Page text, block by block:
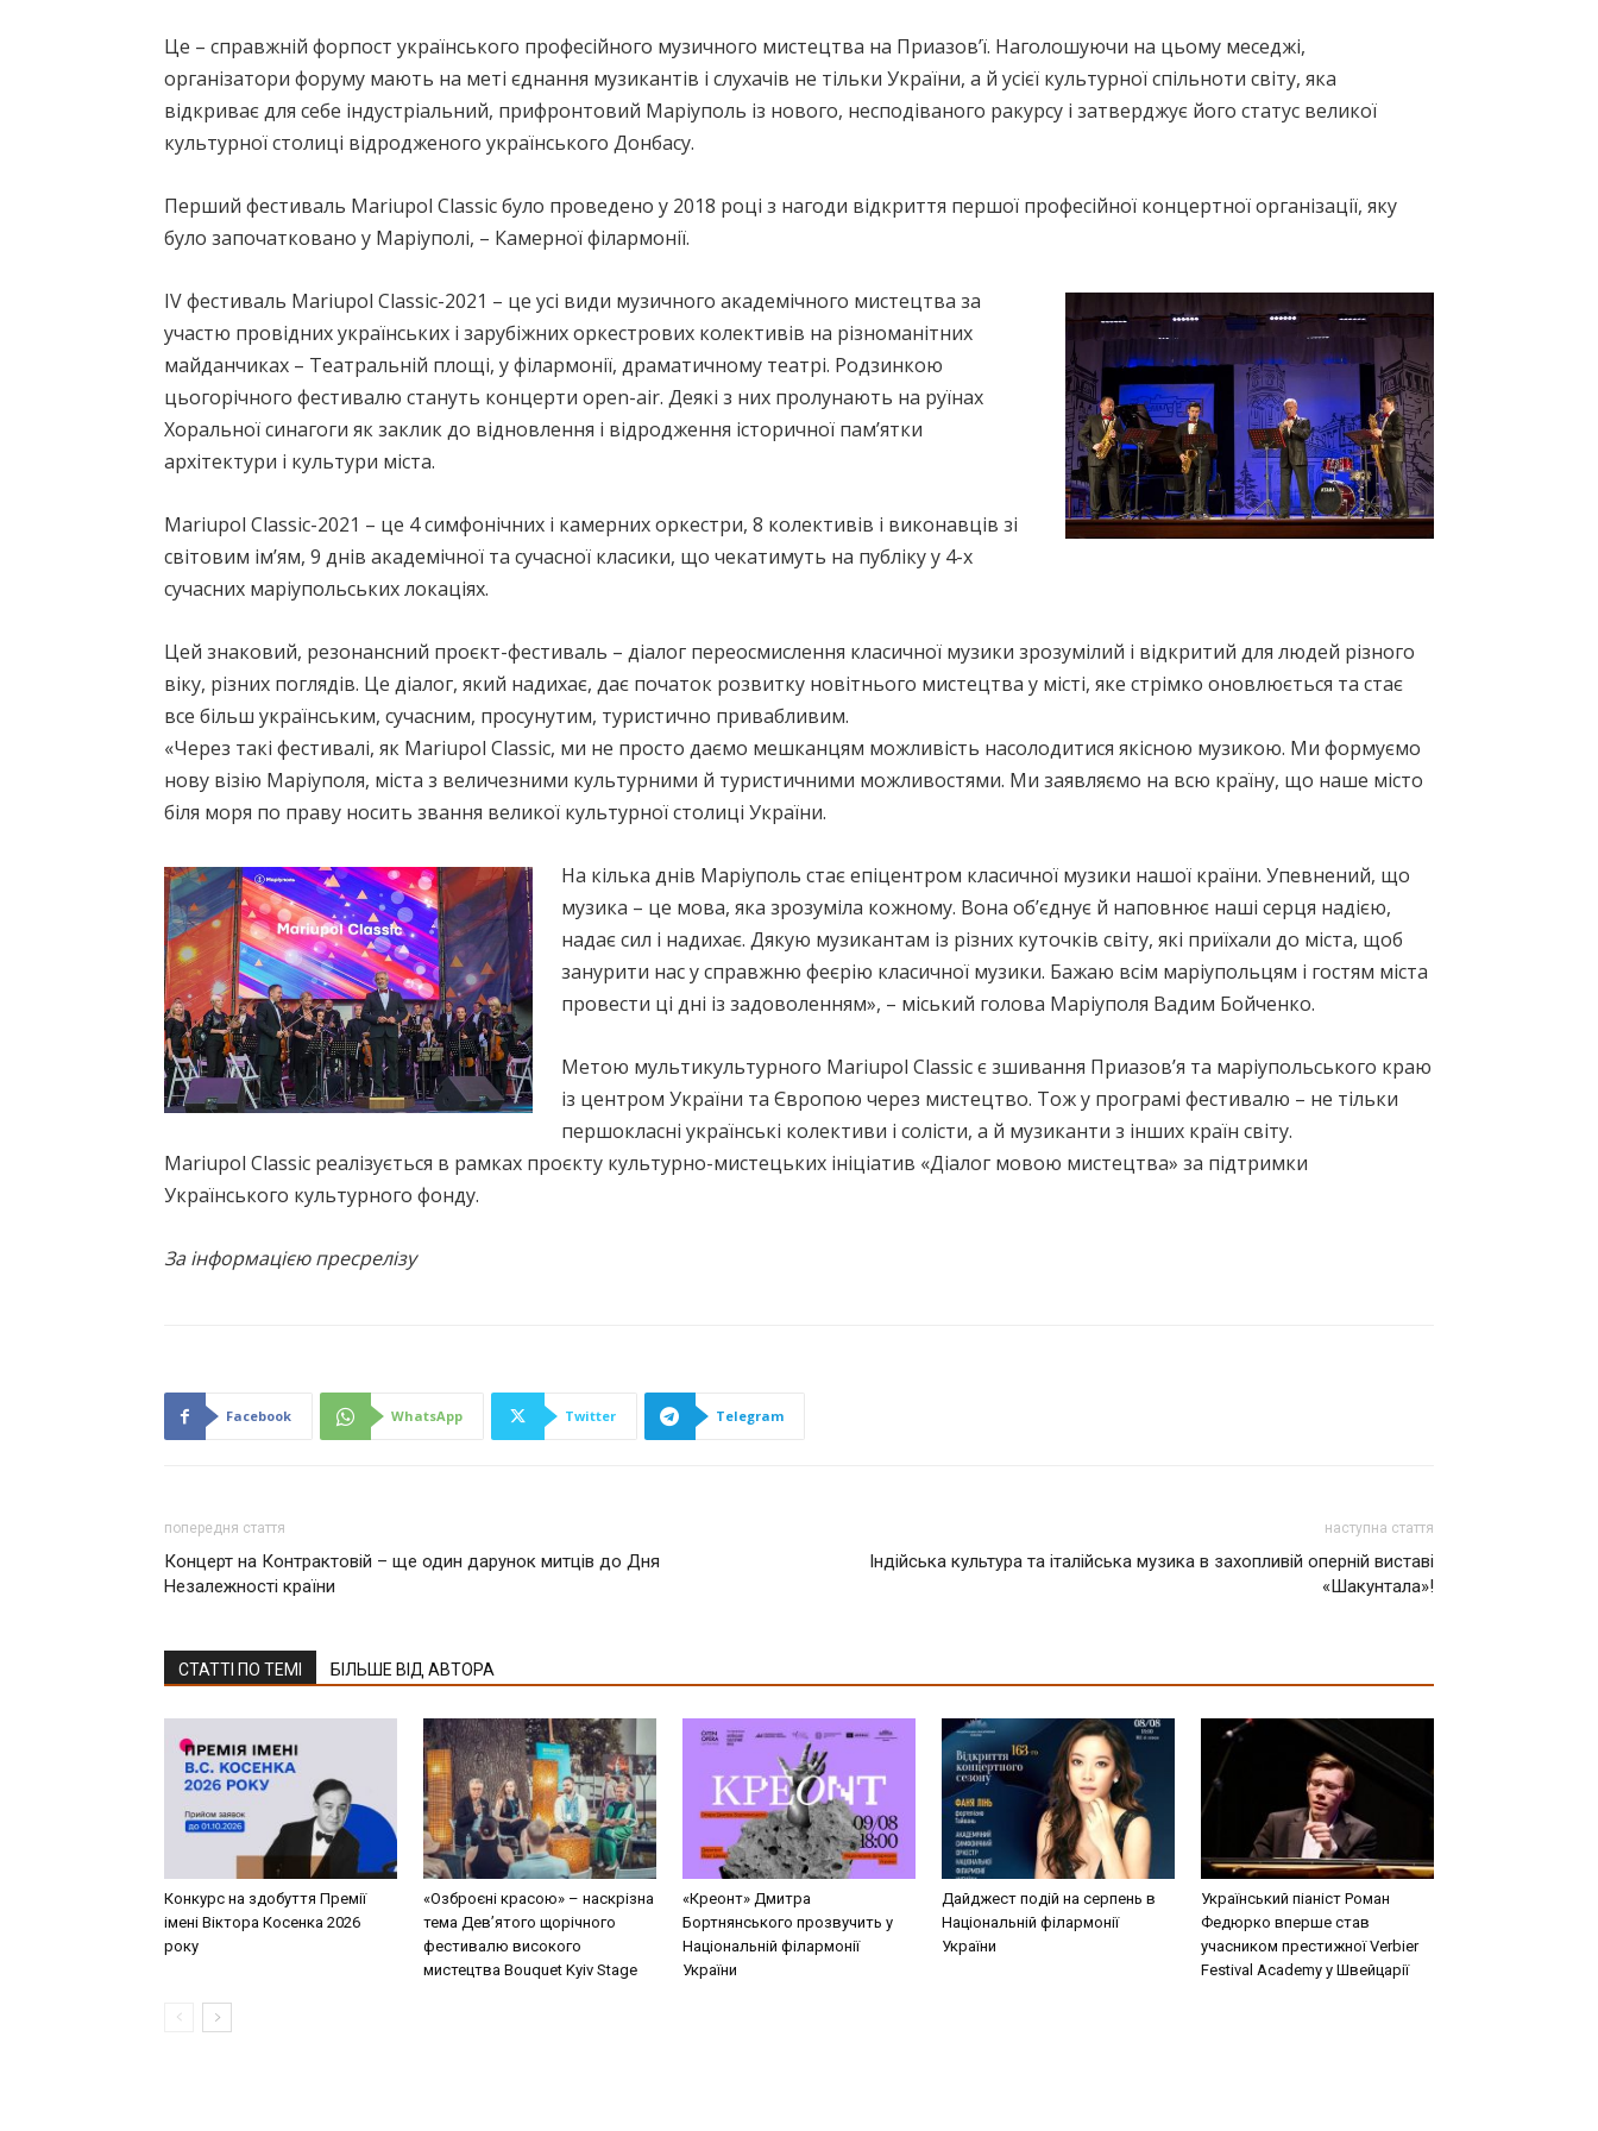
Це – справжній форпост українського професійного музичного мистецтва на Приазов’ї. Наголошуючи на цьому меседжі,
організатори форуму мають на меті єднання музикантів і слухачів не тільки України, а й усієї культурної спільноти світу, яка
відкриває для себе індустріальний, прифронтовий Маріуполь із нового, несподіваного ракурсу і затверджує його статус великої
культурної столиці відродженого українського Донбасу.
Перший фестиваль Mariupol Сlassic було проведено у 2018 році з нагоди відкриття першої професійної концертної організації, яку
було започатковано у Маріуполі, – Камерної філармонії.
ІV фестиваль Mariupol Сlassic-2021 – це усі види музичного академічного мистецтва за
участю провідних українських і зарубіжних оркестрових колективів на різноманітних
майданчиках – Театральній площі, у філармонії, драматичному театрі. Родзинкою
цьогорічного фестивалю стануть концерти open-air. Деякі з них пролунають на руїнах
Хоральної синагоги як заклик до відновлення і відродження історичної пам’ятки
архітектури і культури міста.
Mariupol Сlassic-2021 – це 4 симфонічних і камерних оркестри, 8 колективів і виконавців зі
світовим ім’ям, 9 днів академічної та сучасної класики, що чекатимуть на публіку у 4-х
сучасних маріупольських локаціях.
Цей знаковий, резонансний проєкт-фестиваль – діалог переосмислення класичної музики зрозумілий і відкритий для людей різного
віку, різних поглядів. Це діалог, який надихає, дає початок розвитку новітнього мистецтва у місті, яке стрімко оновлюється та стає
все більш українським, сучасним, просунутим, туристично привабливим.
«Через такі фестивалі, як Mariupol Сlassic, ми не просто даємо мешканцям можливість насолодитися якісною музикою. Ми формуємо
нову візію Маріуполя, міста з величезними культурними й туристичними можливостями. Ми заявляємо на всю країну, що наше місто
біля моря по праву носить звання великої культурної столиці України.
На кілька днів Маріуполь стає епіцентром класичної музики нашої країни. Упевнений, що
музика – це мова, яка зрозуміла кожному. Вона об’єднує й наповнює наші серця надією,
надає сил і надихає. Дякую музикантам із різних куточків світу, які приїхали до міста, щоб
занурити нас у справжню феєрію класичної музики. Бажаю всім маріупольцям і гостям міста
провести ці дні із задоволенням», – міський голова Маріуполя Вадим Бойченко.
Метою мультикультурного Mariupol Classiс є зшивання Приазов’я та маріупольського краю
із центром України та Європою через мистецтво. Тож у програмі фестивалю – не тільки
першокласні українські колективи і солісти, а й музиканти з інших країн світу.
Mariupol Classic реалізується в рамках проєкту культурно-мистецьких ініціатив «Діалог мовою мистецтва» за підтримки
Українського культурного фонду.
За інформацією пресрелізу
Facebook WhatsApp Twitter Telegram
попередня стаття
Концерт на Контрактовій – ще один дарунок митців до Дня
Незалежності країни
наступна стаття
Індійська культура та італійська музика в захопливій оперній виставі
«Шакунтала»!
СТАТТІ ПО ТЕМІ БІЛЬШЕ ВІД АВТОРА
Конкурс на здобуття Премії
імені Віктора Косенка 2026
року
«Озброєні красою» – наскрізна
тема Дев’ятого щорічного
фестивалю високого
мистецтва Bouquet Kyiv Stage
«Креонт» Дмитра
Бортнянського прозвучить у
Національній філармонії
України
Дайджест подій на серпень в
Національній філармонії
України
Український піаніст Роман
Федюрко вперше став
учасником престижної Verbier
Festival Academy у Швейцарії